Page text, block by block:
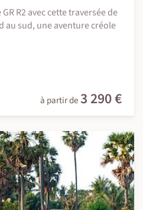
R2 avec cette traversée de
au sud, une aventure créole
à partir de 3 290 €